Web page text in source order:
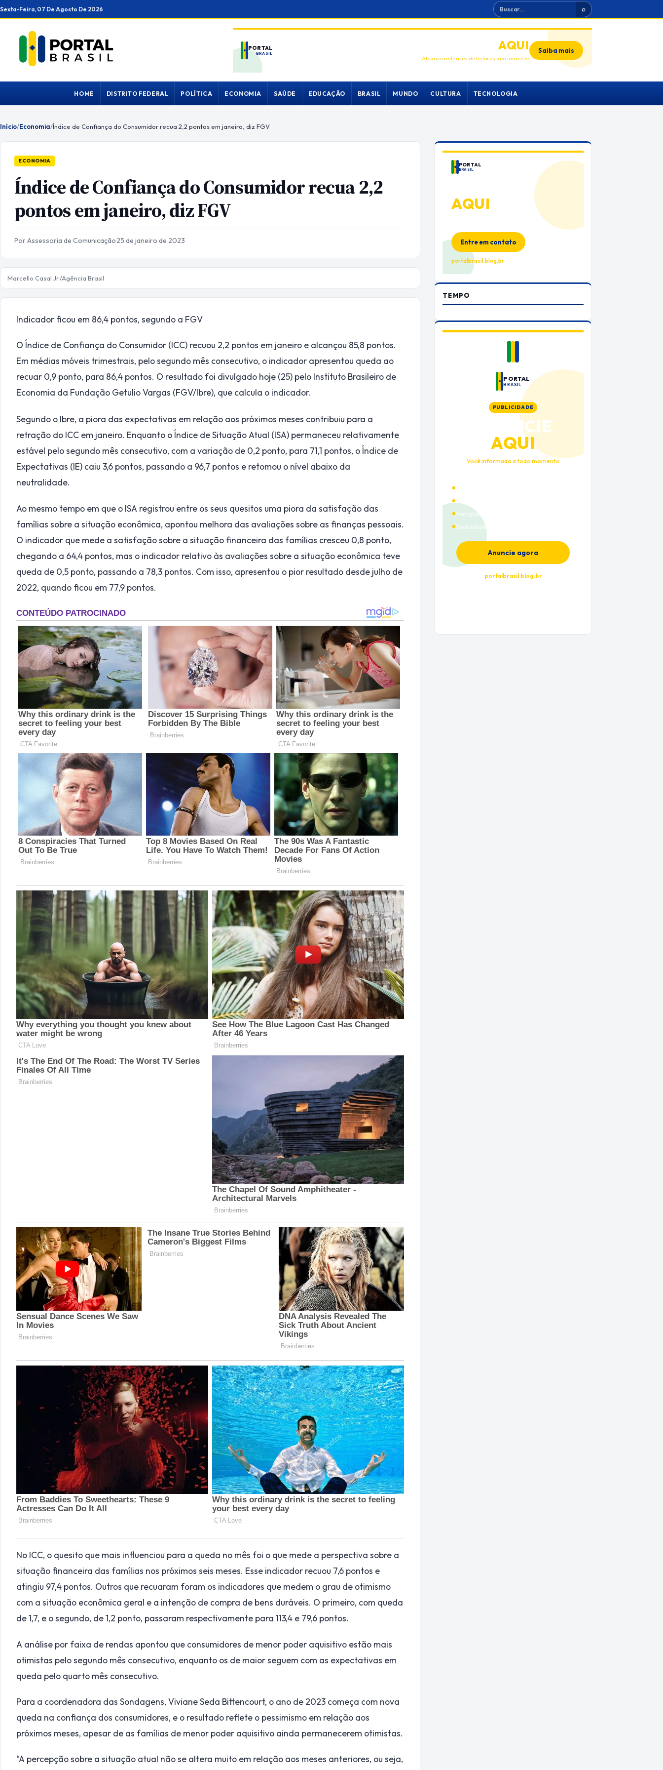
Ir
para
conteúdo
Sexta-Feira, 07 De Agosto De 2026 Buscar ⌕
PORTAL
BRASIL
ANUNCIEAQUI
Alcance milhares de leitores diariamente
Saiba mais
HOME DISTRITO FEDERAL POLÍTICA ECONOMIA SAÚDE EDUCAÇÃO BRASIL MUNDO CULTURA TECNOLOGIA
Início/Economia/Índice de Confiança do Consumidor recua 2,2 pontos em janeiro, diz FGV
ECONOMIA
Índice de Confiança do Consumidor recua 2,2
pontos em janeiro, diz FGV
Por Assessoria de Comunicação·25 de janeiro de 2023
Marcello Casal Jr./Agência Brasil
Indicador ficou em 86,4 pontos, segundo a FGV
O Índice de Confiança do Consumidor (ICC) recuou 2,2 pontos em janeiro e alcançou 85,8 pontos.
Em médias móveis trimestrais, pelo segundo mês consecutivo, o indicador apresentou queda ao
recuar 0,9 ponto, para 86,4 pontos. O resultado foi divulgado hoje (25) pelo Instituto Brasileiro de
Economia da Fundação Getulio Vargas (FGV/Ibre), que calcula o indicador.
Segundo o Ibre, a piora das expectativas em relação aos próximos meses contribuiu para a
retração do ICC em janeiro. Enquanto o Índice de Situação Atual (ISA) permaneceu relativamente
estável pelo segundo mês consecutivo, com a variação de 0,2 ponto, para 71,1 pontos, o Índice de
Expectativas (IE) caiu 3,6 pontos, passando a 96,7 pontos e retomou o nível abaixo da
neutralidade.
Ao mesmo tempo em que o ISA registrou entre os seus quesitos uma piora da satisfação das
famílias sobre a situação econômica, apontou melhora das avaliações sobre as finanças pessoais.
O indicador que mede a satisfação sobre a situação financeira das famílias cresceu 0,8 ponto,
chegando a 64,4 pontos, mas o indicador relativo às avaliações sobre a situação econômica teve
queda de 0,5 ponto, passando a 78,3 pontos. Com isso, apresentou o pior resultado desde julho de
2022, quando ficou em 77,9 pontos.
No ICC, o quesito que mais influenciou para a queda no mês foi o que mede a perspectiva sobre a
situação financeira das famílias nos próximos seis meses. Esse indicador recuou 7,6 pontos e
atingiu 97,4 pontos. Outros que recuaram foram os indicadores que medem o grau de otimismo
com a situação econômica geral e a intenção de compra de bens duráveis. O primeiro, com queda
de 1,7, e o segundo, de 1,2 ponto, passaram respectivamente para 113,4 e 79,6 pontos.
A análise por faixa de rendas apontou que consumidores de menor poder aquisitivo estão mais
otimistas pelo segundo mês consecutivo, enquanto os de maior seguem com as expectativas em
queda pelo quarto mês consecutivo.
Para a coordenadora das Sondagens, Viviane Seda Bittencourt, o ano de 2023 começa com nova
queda na confiança dos consumidores, e o resultado reflete o pessimismo em relação aos
próximos meses, apesar de as famílias de menor poder aquisitivo ainda permanecerem otimistas.
“A percepção sobre a situação atual não se altera muito em relação aos meses anteriores, ou seja,
PORTAL
BRASIL
AQUI
Espaço premium para sua marca
Entre em contato
portalbrasil.blog.br
TEMPO
PORTAL
BRASIL
PUBLICIDADE
ANUNCIE
AQUI
Você informado a todo momento
Múltiplas categorias
Visibilidade premium
Anuncie agora
portalbrasil.blog.br